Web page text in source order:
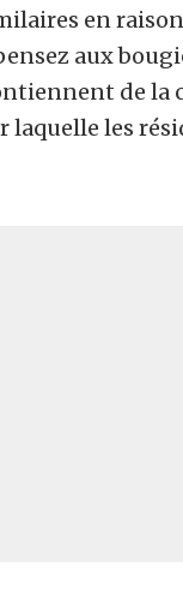
en
aux
de la
les